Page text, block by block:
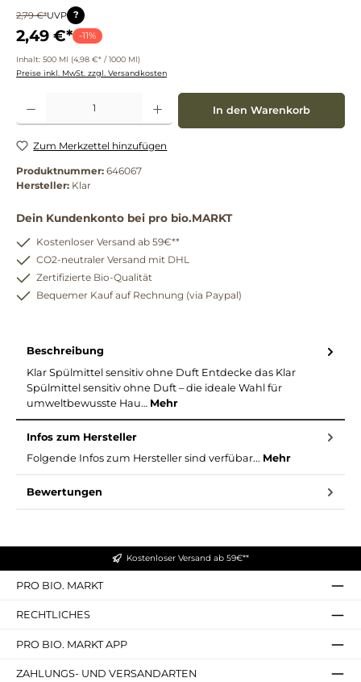
2,79 €*UVP ?
2,49 €* -11%
Inhalt: 500 Ml (4,98 €* / 1000 Ml)
Preise inkl. MwSt. zzgl. Versandkosten
Produkt Anzahl: Gib den gewünschten Wert ein oder benutze die Schaltflächen um
In den Warenkorb
Zum Merkzettel hinzufügen
Produktnummer: 646067
Hersteller: Klar
Dein Kundenkonto bei pro bio.MARKT
Kostenloser Versand ab 59€**
CO2-neutraler Versand mit DHL
Zertifizierte Bio-Qualität
Bequemer Kauf auf Rechnung (via Paypal)
Beschreibung
Klar Spülmittel sensitiv ohne Duft Entdecke das Klar
Spülmittel sensitiv ohne Duft – die ideale Wahl für
umweltbewusste Hau… Mehr
Infos zum Hersteller
Folgende Infos zum Hersteller sind verfübar... Mehr
Bewertungen
Kostenloser Versand ab 59€**
PRO BIO. MARKT
RECHTLICHES
PRO BIO. MARKT APP
ZAHLUNGS- UND VERSANDARTEN